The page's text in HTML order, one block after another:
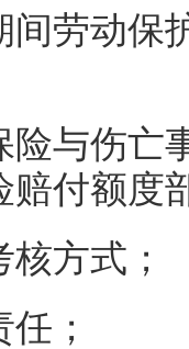
动保
伤亡
赔付额
核方式
任；